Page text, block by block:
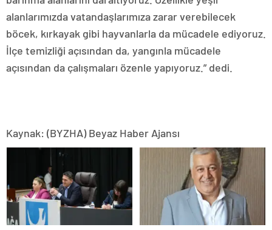
alanlarımızda vatandaşlarımıza zarar verebilecek
böcek, kırkayak gibi hayvanlarla da mücadele ediyoruz.
İlçe temizliği açısından da, yangınla mücadele
açısından da çalışmaları özenle yapıyoruz.” dedi.
Kaynak: (BYZHA) Beyaz Haber Ajansı